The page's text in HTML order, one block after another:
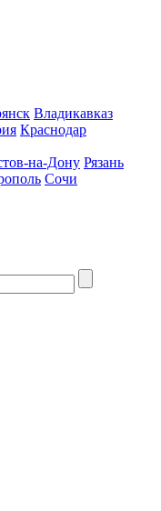
Владикавказ
Краснодар
на-Дону Рязань
Сочи